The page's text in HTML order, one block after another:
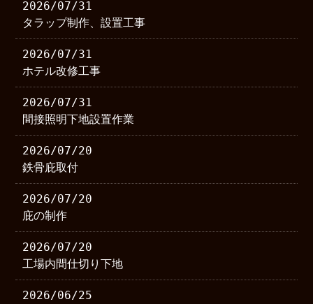
2026/07/31
タラップ制作、設置工事
2026/07/31
ホテル改修工事
2026/07/31
間接照明下地設置作業
2026/07/20
鉄骨庇取付
2026/07/20
庇の制作
2026/07/20
工場内間仕切り下地
2026/06/25